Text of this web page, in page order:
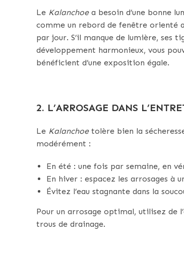
Le Kalanchoea besoin d’une bonne
comme un rebord de fenêtre orienté
par jour. S’il manque de lumière, ses
développement harmonieux, vous
bénéficient d’une exposition égale.
2. L’ARROSAGE DANS
Le Kalanchoetolère bien la
modérément :
En été : une fois par semaine, en
En hiver : espacez les arrosages à
Évitez l’eau stagnante dans la
Pour un arrosage optimal, utilisez de
trous de drainage.